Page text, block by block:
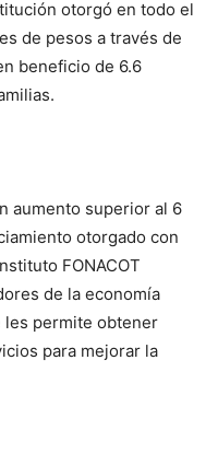
otorgó en todo el
de pesos a través de
beneficio de 6.6
aumento superior al 6
otorgado con
FONACOT
de la economía
les permite obtener
para mejorar la